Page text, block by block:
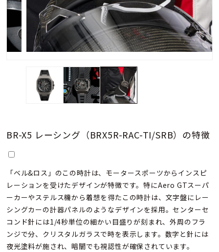
BR-X5 レーシング（BRX5R-RAC-TI/SRB）の特徴
「ベル&ロス」のこの時計は、モータースポーツからインスピ
レーションを受けたデザインが特徴です。特にAero GTスーパ
ーカーやステルス機から着想を得たこの時計は、文字盤にレー
シングカーの計器パネルのようなデザインを採用。センターセ
コンド針には1/4秒単位の細かい目盛りが刻まれ、外周のフラ
ンジで分、クリスタルガラスで時を表示します。数字と針には
夜光塗料が施され、暗闇でも視認性が確保されています。